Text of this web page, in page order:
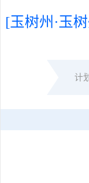
[玉树州·玉
计